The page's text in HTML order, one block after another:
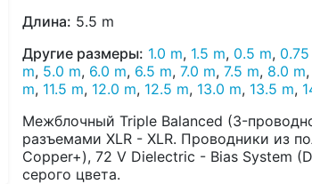
Длина: 5.5 m
Другие размеры: 1.0 m, 1.5 m, 0.5 m,
m, 5.0 m, 6.0 m, 6.5 m, 7.0 m, 7.5 m, 8.0 m,
m, 11.5 m, 12.0 m, 12.5 m, 13.0 m, 13.5 m,
Межблочный Triple Balanced (3-
разъемами XLR - XLR. Проводники из
Copper+), 72 V Dielectric - Bias System
серого цвета.